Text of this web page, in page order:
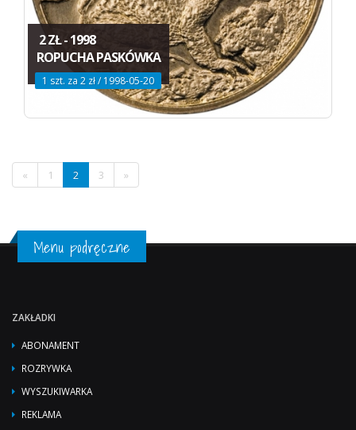
2 ZŁ - 1998
ROPUCHA PASKÓWKA
1 szt. za 2 zł / 1998-05-20
« 1 2 3 »
Menu podręczne
ZAKŁADKI
ABONAMENT
ROZRYWKA
WYSZUKIWARKA
REKLAMA